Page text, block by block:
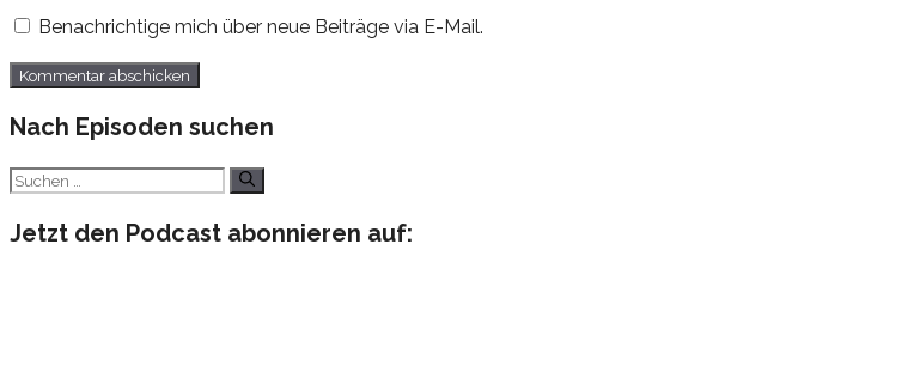
Benachrichtige mich über neue Beiträge via E-Mail.
Nach Episoden suchen
Suchen
Jetzt den Podcast abonnieren auf: